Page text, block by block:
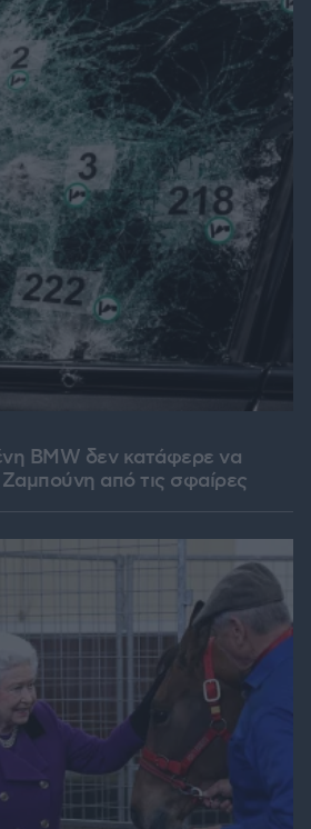
BMW δεν κατάφερε να
από τις σφαίρες